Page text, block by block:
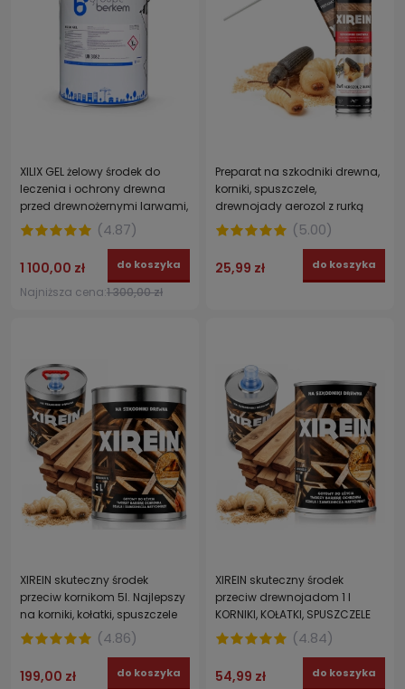
XILIX GEL żelowy środek do
leczenia i ochrony drewna
przed drewnożernymi larwami,
termitami, spuszczelami,
miazgowcami 20 l
(4.87)
1 100,00 zł
Najniższa cena:1 300,00 zł
do koszyka
Preparat na szkodniki drewna,
korniki, spuszczele,
drewnojady aerozol z rurką
STRONG XIREIN 300 ml
(5.00)
25,99 zł do koszyka
XIREIN skuteczny środek
przeciw kornikom 5l. Najlepszy
na korniki, kołatki, spuszczele
(4.86)
199,00 zł do koszyka
XIREIN skuteczny środek
przeciw drewnojadom 1 l
KORNIKI, KOŁATKI, SPUSZCZELE
(4.84)
54,99 zł do koszyka